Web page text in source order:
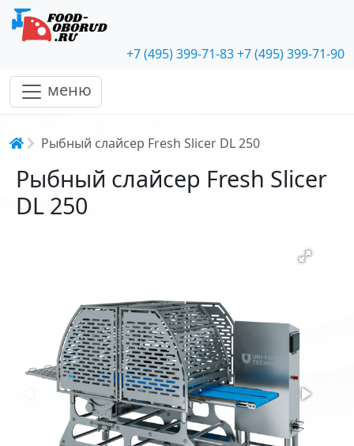
+7 (495) 399-71-83+7 (495) 399-71-90
меню
Строка навигации
Рыбный слайсер Fresh Slicer DL 250
Рыбный слайсер Fresh Slicer
DL 250